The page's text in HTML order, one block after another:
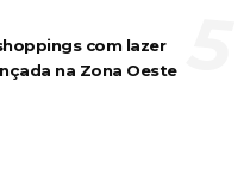
com lazer
na Zona Oeste